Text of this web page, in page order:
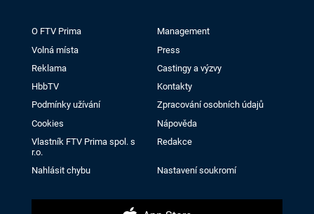
O FTV Prima
Management
Volná místa
Press
Reklama
Castingy a výzvy
HbbTV
Kontakty
Podmínky užívání
Zpracování osobních údajů
Cookies
Nápověda
Vlastník FTV Prima spol. s
r.o.
Redakce
Nahlásit chybu Nastavení soukromí